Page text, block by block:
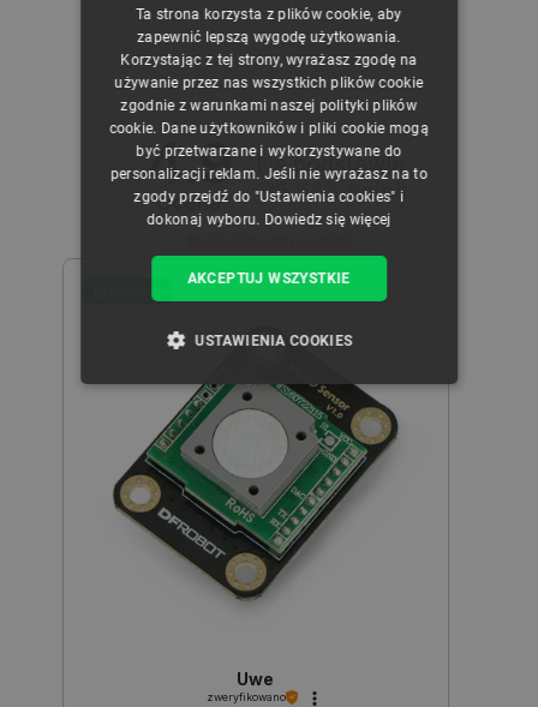
1
1
5zł
4.9
Ocena
Na podstawie
115 548opinii
Uwe
zweryfikowano
CZECH
ENGLISH
GERMAN
Ta strona korzysta z plików cookie, aby
zapewnić lepszą wygodę użytkowania.
Korzystając z tej strony, wyrażasz zgodę na
używanie przez nas wszystkich plików cookie
zgodnie z warunkami naszej polityki plików
cookie. Dane użytkowników i pliki cookie mogą
być przetwarzane i wykorzystywane do
personalizacji reklam. Jeśli nie wyrażasz na to
zgody przejdź do "Ustawienia cookies" i
dokonaj wyboru. Dowiedz się więcej
AKCEPTUJ WSZYSTKIE
USTAWIENIA COOKIES
NIEZBĘDNE WYDAJNOŚĆ
TARGETOWANIE
FUNKCJONALNOŚĆ
Niezbędne pliki cookie umożliwiają korzystanie z